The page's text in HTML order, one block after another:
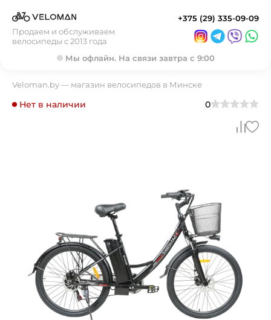
Продаем и обслуживаем
велосипеды с 2013 года
+375 (29) 335-09-09
Мы офлайн. На связи завтра с 9:00
Veloman.by — магазин велосипедов в Минске
Нет в наличии 0